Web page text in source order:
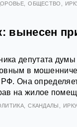
ОБЩЕСТВО
вынесен
депутата думы
в
РФ. Она
на жилое
СКАНДАЛЫ